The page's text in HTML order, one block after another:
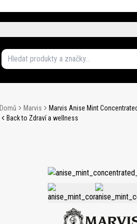
Domů Marvis
Marvis Anise Mint
Back to Zdraví a wellness